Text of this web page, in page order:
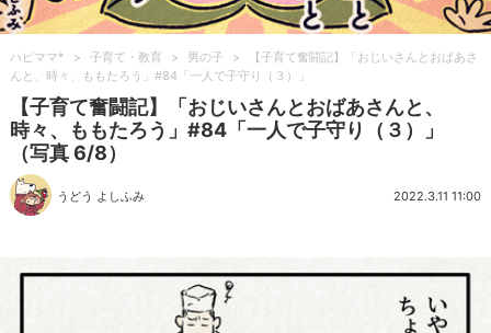
ハピママ* > 子育て・教育 > 男の子 >
【子育て奮闘記】「おじいさんとおばあさ
んと、時々、ももたろう」#84「一人で子守り（３）」
【子育て奮闘記】「おじいさんとおばあさんと、
時々、ももたろう」#84「一人で子守り（３）」
（写真 6/8）
うどう よしふみ 2022.3.11 11:00